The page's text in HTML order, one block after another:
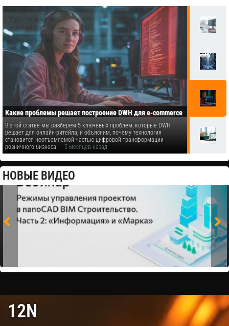
Какие проблемы решает построение DWH для e-commerce
В этой статье мы разберем 5 ключевых проблем, которые DWH
решает для онлайн-ритейла, и объясним, почему технология
становится неотъемлемой частью цифровой трансформации
розничного бизнеса.
5 месяцев назад
НОВЫЕ ВИДЕО
12N